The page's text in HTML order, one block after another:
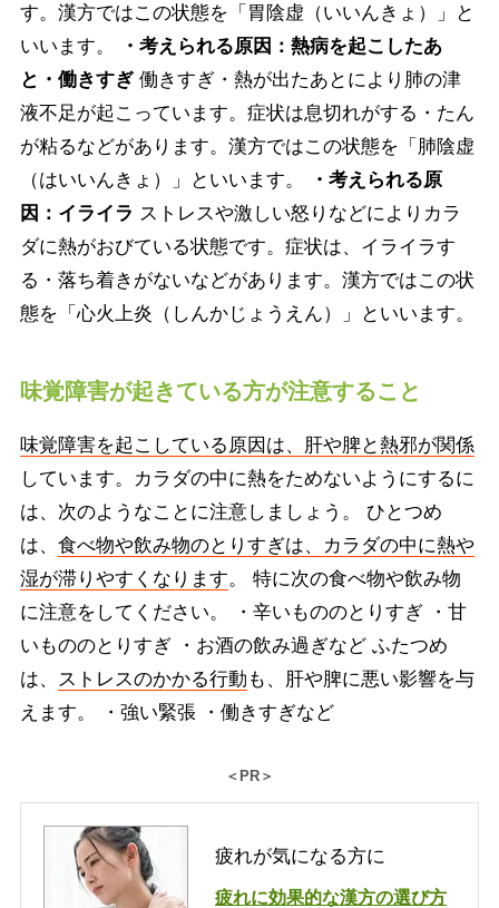
す。漢方ではこの状態を「胃陰虚（いいんきょ）」と
いいます。
・考えられる原因：熱病を起こしたあ
と・働きすぎ働きすぎ・熱が出たあとにより肺の津
液不足が起こっています。症状は息切れがする・たん
が粘るなどがあります。漢方ではこの状態を「肺陰虚
（はいいんきょ）」といいます。
・考えられる原
因：イライラ ストレスや激しい怒りなどによりカラ
ダに熱がおびている状態です。症状は、イライラす
る・落ち着きがないなどがあります。漢方ではこの状
態を「心火上炎（しんかじょうえん）」といいます。
味覚障害が起きている方が注意すること
味覚障害を起こしている原因は、肝や脾と熱邪が関係
しています。カラダの中に熱をためないようにするに
は、次のようなことに注意しましょう。 ひとつめ
は、 食べ物や飲み物のとりすぎは、カラダの中に熱や
湿が滞りやすくなります。 特に次の食べ物や飲み物
に注意をしてください。 ・辛いもののとりすぎ ・甘
いもののとりすぎ ・お酒の飲み過ぎなど ふたつめ
は、 ストレスのかかる行動 も、肝や脾に悪い影響を与
えます。 ・強い緊張 ・働きすぎなど
＜PR＞
疲れが気になる方に
疲れに効果的な漢方の選び方